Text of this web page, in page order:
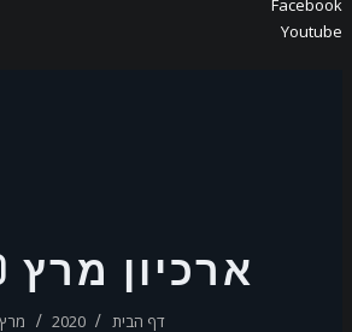
ארכיון מרץ 2020
דף הבית 2020 מרץ